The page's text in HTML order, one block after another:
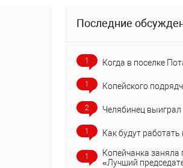
Последние
1 Когда в поселке
1 Копейского
2 Челябинец
1 Как будут
1
Копейчанка заняла
«Лучший